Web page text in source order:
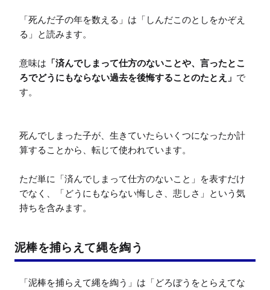
「死んだ子の年を数える」は「しんだこのとしをかぞえ
る」と読みます。
意味は 「済んでしまって仕方のないことや、言ったとこ
ろでどうにもならない過去を後悔することのたとえ」 で
す。
死んでしまった子が、生きていたらいくつになったか計
算することから、転じて使われています。
ただ単に「済んでしまって仕方のないこと」を表すだけ
でなく、「どうにもならない悔しさ、悲しさ」という気
持ちを含みます。
泥棒を捕らえて縄を綯う
「泥棒を捕らえて縄を綯う」は「どろぼうをとらえてな